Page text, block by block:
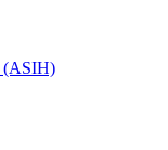
(ASIH)